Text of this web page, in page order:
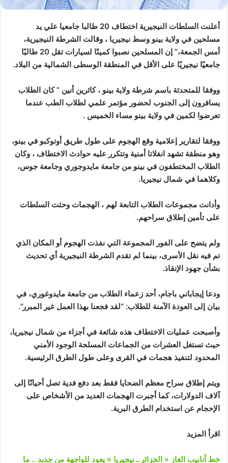
أعلنت السلطات النيجيرية اختطاف 20 طالبا جامعيا علي يد
مسلحين في ولاية بينو وسط نيجيريا ، وقالت الشرطة النيجيرية،
أمس الجمعة،” إن المسلحين نصبوا كمينًا لسيارات تقل 20 طالبًا
جامعيًا نيجيريًا على الأقل في المنطقة الوسطى الشمالية من البلاد.
ووفقا للمتحدثة باسم شرطة ولاية بينو ، كاثرين أنين ” كان الطلاب
يسافرون إلى الجنوب لحضور مؤتمر علمي لطلاب الطب عندما
تعرضوا لكمين في ولاية بينو مساء الخميس .
ووفقا لتقارير إعلامية وقع الهجوم على طول طريق أوتوكبو في بينو،
وهو منطقة تشهد انفلاتا أمنية وتتكرر عليه حوادث الاختطاف ، وكان
الطلاب المختطفون في بينو من جامعة مايدوجوري وجامعة جوس،
وكلاهما في شمال نيجيريا.
وأدانت مجموعات الطلاب التابعة لهم ، الهجمات وحثت السلطات
على تأمين إطلاق سراحهم.
ولم يتضح على الفور المجموعة التي نفذت الهجوم أو المكان الذي
تم فيه نقل الأسرى، بينما لم تقدم الشرطة النيجيرية أي تحديث
بشأن جهود الإنقاذ.
ودعا إيجاباني باجام، أحد زعماء الطلاب من جامعة مايدوغوري، في
بيان إلى العودة الآمنة للطلاب: “لقد فجعنا بهذا العمل غير المبرر”.
وأصبحت عمليات الاختطاف هذه شائعة في أجزاء من شمال نيجيريا،
حيث تستغل العشرات من الجماعات المسلحة الوجود الأمني
المحدود لتنفيذ هجمات في القرى وعلى طول الطرق الرئيسية.
ويتم إطلاق سراح معظم الضحايا فقط بعد دفع فدية تصل أحيانًا إلى
آلاف الدولارات، كما أجبرت الهجمات العديد من الأشخاص على
الإحجام عن استخدام الطرق البرية.
اقرأ المزيد
خط أنابيب الغاز « الجزائر ـ نيجيريا » يعود للواجهة من جديد .. ما